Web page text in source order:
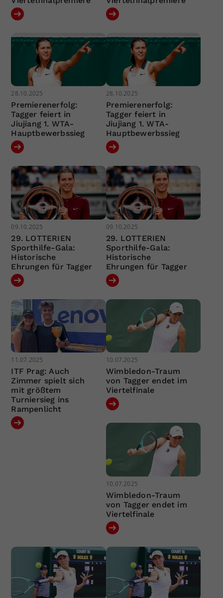
28.10.2025
Premierenerfolg:
Tagger feiert in
Jiujiang 1. WTA-
Hauptbewerbssieg
28.10.2025
Premierenerfolg:
Tagger feiert in
Jiujiang 1. WTA-
Hauptbewerbssieg
09.10.2025
29. LOTTERIEN
Sporthilfe-Gala:
Historische
Ehrungen für Tagger
09.10.2025
29. LOTTERIEN
Sporthilfe-Gala:
Historische
Ehrungen für Tagger
11.07.2025
ITF Prag: Auch
Zimmer spielt sich
mit größtem
Turniersieg ins
Rampenlicht
10.07.2025
Wimbledon-Traum
von Tagger endet im
Viertelfinale
10.07.2025
Wimbledon-Traum
von Tagger endet im
Viertelfinale